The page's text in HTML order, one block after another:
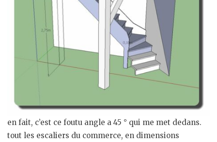
en fait, c’est ce foutu angle a 45 ° qui me met dedans.
tout les escaliers du commerce, en dimensions